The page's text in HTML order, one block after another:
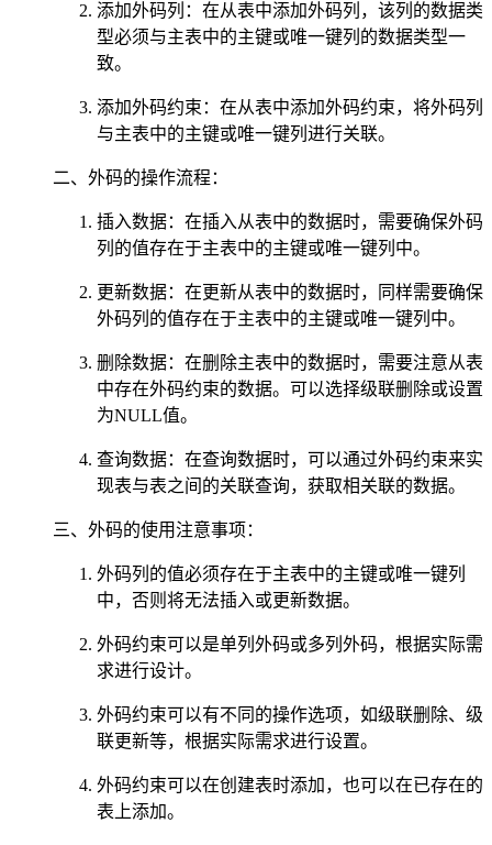
添加外码列：在从表中添加外码列，该列的数据类
型必须与主表中的主键或唯一键列的数据类型一
致。
添加外码约束：在从表中添加外码约束，将外码列
与主表中的主键或唯一键列进行关联。
二、外码的操作流程：
插入数据：在插入从表中的数据时，需要确保外码
列的值存在于主表中的主键或唯一键列中。
更新数据：在更新从表中的数据时，同样需要确保
外码列的值存在于主表中的主键或唯一键列中。
删除数据：在删除主表中的数据时，需要注意从表
中存在外码约束的数据。可以选择级联删除或设置
为NULL值。
查询数据：在查询数据时，可以通过外码约束来实
现表与表之间的关联查询，获取相关联的数据。
三、外码的使用注意事项：
外码列的值必须存在于主表中的主键或唯一键列
中，否则将无法插入或更新数据。
外码约束可以是单列外码或多列外码，根据实际需
求进行设计。
外码约束可以有不同的操作选项，如级联删除、级
联更新等，根据实际需求进行设置。
外码约束可以在创建表时添加，也可以在已存在的
表上添加。